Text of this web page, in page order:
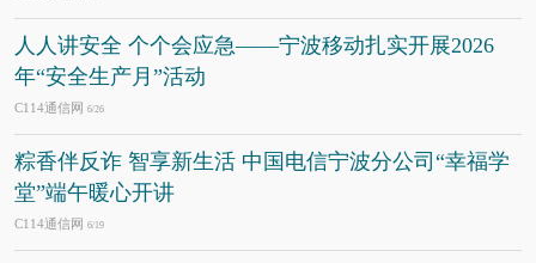
人人讲安全 个个会应急——宁波移动扎实开展2026
年“安全生产月”活动
C114通信网 6/26
粽香伴反诈 智享新生活 中国电信宁波分公司“幸福学
堂”端午暖心开讲
C114通信网 6/19